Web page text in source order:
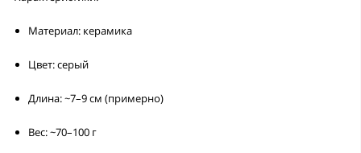
Материал: керамика
Цвет:серый
Длина:~7–9 см (примерно)
Вес:~70–100 г